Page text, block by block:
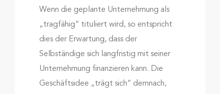
Wenn die geplante Unternehmung als
„tragfähig“ tituliert wird, so entspricht
dies der Erwartung, dass der
Selbständige sich langfristig mit seiner
Unternehmung finanzieren kann. Die
Geschäftsidee „trägt sich“ demnach,